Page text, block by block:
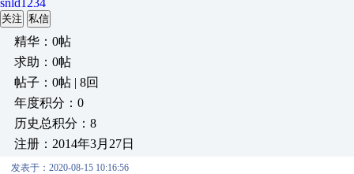
snld1234
关注 私信
精华：0帖
求助：0帖
帖子：0帖 | 8回
年度积分：0
历史总积分：8
注册：2014年3月27日
发表于：2020-08-15 10:16:56